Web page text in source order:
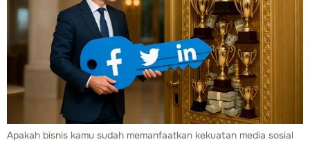
Apakah bisnis kamu sudah memanfaatkan kekuatan media sosial